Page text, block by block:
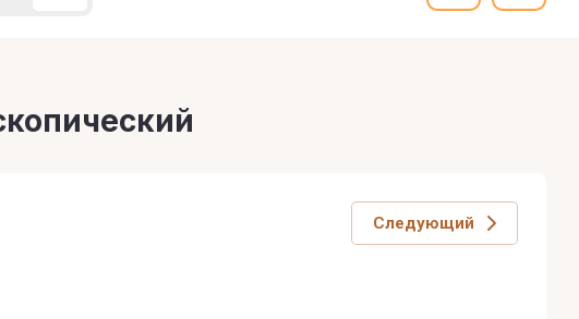
Следующий